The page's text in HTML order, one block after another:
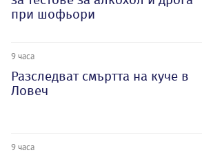
при шофьори
9 часа
Разследват смъртта на куче в
Ловеч
9 часа